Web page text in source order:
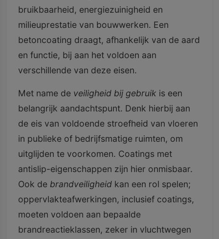
bruikbaarheid, energiezuinigheid en
milieuprestatie van bouwwerken. Een
betoncoating draagt, afhankelijk van de aard
en functie, bij aan het voldoen aan
verschillende van deze eisen.
Met name de veiligheid bij gebruik is een
belangrijk aandachtspunt. Denk hierbij aan
de eis van voldoende stroefheid van vloeren
in publieke of bedrijfsmatige ruimten, om
uitglijden te voorkomen. Coatings met
antislip-eigenschappen zijn hier onmisbaar.
Ook de brandveiligheid kan een rol spelen;
oppervlakteafwerkingen, inclusief coatings,
moeten voldoen aan bepaalde
brandreactieklassen, zeker in vluchtwegen